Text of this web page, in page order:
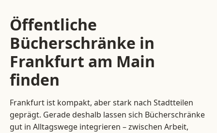
Öffentliche
Bücherschränke in
Frankfurt am Main
finden
Frankfurt ist kompakt, aber stark nach Stadtteilen
geprägt. Gerade deshalb lassen sich Bücherschränke
gut in Alltagswege integrieren – zwischen Arbeit,